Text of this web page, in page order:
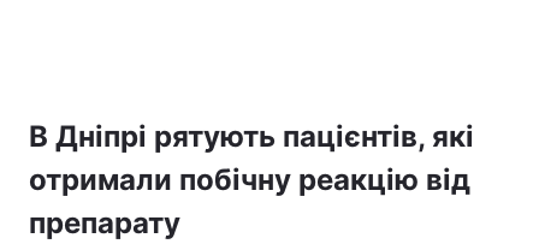
В Дніпрі рятують пацієнтів, які
отримали побічну реакцію від
препарату